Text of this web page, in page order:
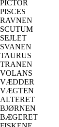
PICTOR
PISCES
RAVNEN
SCUTUM
SEJLET
SVANEN
TAURUS
TRANEN
VOLANS
VÆDDER
VÆGTEN
ALTERET
BJØRNEN
BÆGERET